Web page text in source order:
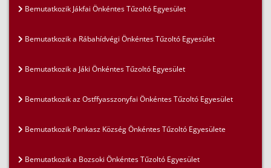
Bemutatkozik Jákfai Önkéntes Tűzoltó Egyesület
Bemutatkozik a Rábahídvégi Önkéntes Tűzoltó Egyesület
Bemutatkozik a Jáki Önkéntes Tűzoltó Egyesület
Bemutatkozik az Ostffyasszonyfai Önkéntes Tűzoltó Egyesület
Bemutatkozik Pankasz Község Önkéntes Tűzoltó Egyesülete
Bemutatkozik a Bozsoki Önkéntes Tűzoltó Egyesület